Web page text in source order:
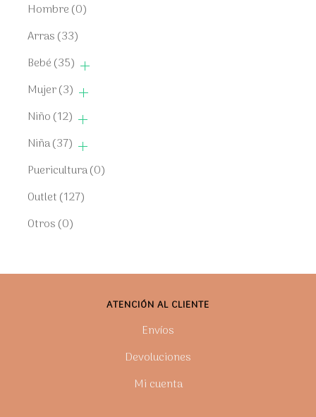
Hombre(0)
Arras(33)
Bebé(35)
Mujer(3)
Niño(12)
Niña(37)
Puericultura(0)
Outlet(127)
Otros(0)
ATENCIÓN AL CLIENTE
Envíos
Devoluciones
Mi cuenta